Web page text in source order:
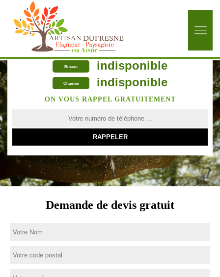
Bureau indisponible
Chantier indisponible
ON VOUS RAPPEL GRATUITEMENT
Demande de devis gratuit